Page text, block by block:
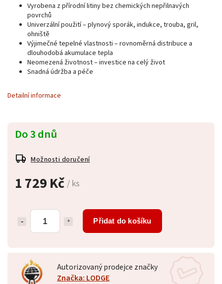
1 729 Kč/ ks
Přidat do košíku
Do 3 dnů
Možnosti doručení
Vyrobena z přírodní litiny bez chemických nepřilnavých
povrchů
Univerzální použití – plynový sporák, indukce, trouba, gril,
ohniště
Výjimečné tepelné vlastnosti – rovnoměrná distribuce a
dlouhodobá akumulace tepla
Neomezená životnost – investice na celý život
Snadná údržba a péče
Detailní informace
Autorizovaný prodejce značky
Značka: LODGE